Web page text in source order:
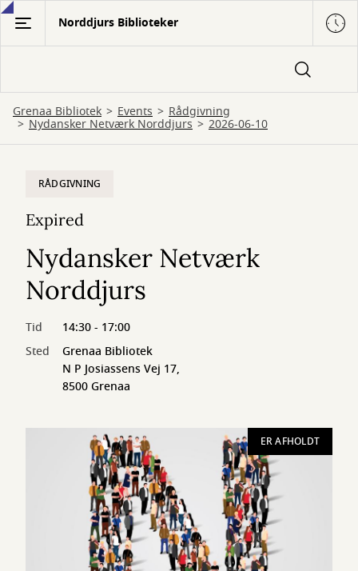
Gå
hovedindhold
Norddjurs Biblioteker
Grenaa Bibliotek Events Rådgivning
Nydansker Netværk Norddjurs 2026-06-10
ER AFHOLDT
RÅDGIVNING
Expired
Nydansker Netværk
Norddjurs
Tid
14:30 - 17:00
Sted
Grenaa Bibliotek
N P Josiassens Vej 17,
8500 Grenaa